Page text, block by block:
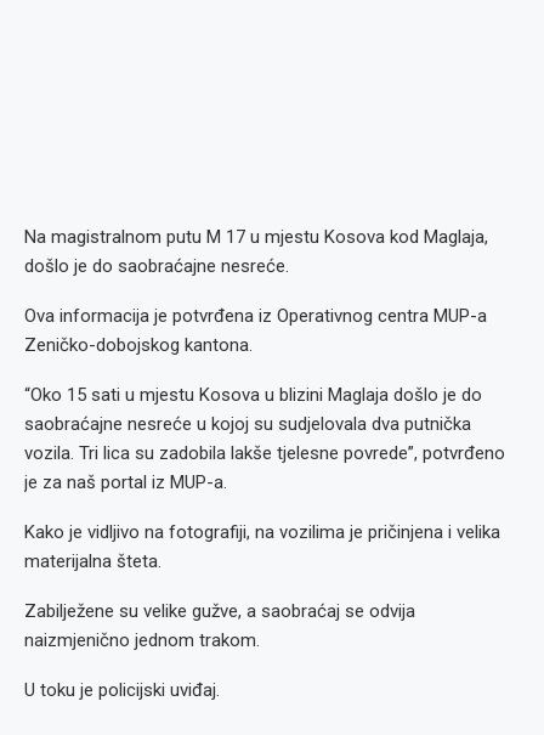
Na magistralnom putu M 17 u mjestu Kosova kod Maglaja,
došlo je do saobraćajne nesreće.
Ova informacija je potvrđena iz Operativnog centra MUP-a
Zeničko-dobojskog kantona.
“Oko 15 sati u mjestu Kosova u blizini Maglaja došlo je do
saobraćajne nesreće u kojoj su sudjelovala dva putnička
vozila. Tri lica su zadobila lakše tjelesne povrede”, potvrđeno
je za naš portal iz MUP-a.
Kako je vidljivo na fotografiji, na vozilima je pričinjena i velika
materijalna šteta.
Zabilježene su velike gužve, a saobraćaj se odvija
naizmjenično jednom trakom.
U toku je policijski uviđaj.